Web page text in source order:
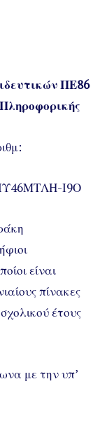
ΠΕ86
Ι9Ο
είναι
πίνακες
έτους
με την υπ’